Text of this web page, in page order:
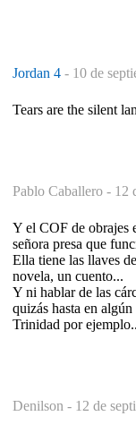
Jordan 4 - 10 de
Tears are the silent
Pablo Caballero - 12
Y el COF de obrajes
señora presa que
Ella tiene las llaves
novela, un cuento...
Y ni hablar de las
quizás hasta en
Trinidad por
Denilson - 12 de